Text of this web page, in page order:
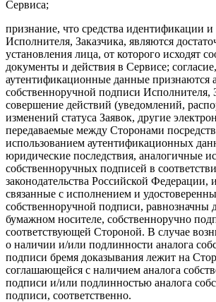
Сервиса;
признание, что средства идентификации
Исполнителя, Заказчика, являются
установления лица, от которого исходят
документы и действия в Сервисе;
аутентификационные данные признаются
собственноручной подписи Исполнителя,
совершение действий (уведомлений,
изменений статуса Заявок, другие
передаваемые между Сторонами
использованием аутентификационных
юридические последствия, аналогичные
собственноручных подписей в
законодательства Российской Федерации,
связанные с исполнением и
собственноручной подписи, равнозначны
бумажном носителе, собственноручно
соответствующей Стороной. В случае
о наличии и/или подлинности аналога
подписи бремя доказывания лежит на
соглашающейся с наличием аналога
подписи и/или подлинностью аналога
подписи, соответственно.